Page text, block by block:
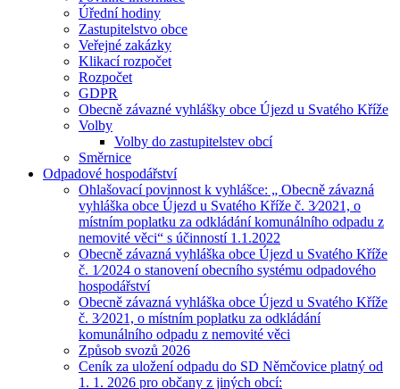
Úřední hodiny
Zastupitelstvo obce
Veřejné zakázky
Klikací rozpočet
Rozpočet
GDPR
Obecně závazné vyhlášky obce Újezd u Svatého Kříže
Volby
Volby do zastupitelstev obcí
Směrnice
Odpadové hospodářství
Ohlašovací povinnost k vyhlášce: „ Obecně závazná
vyhláška obce Újezd u Svatého Kříže č. 3⁄2021, o
místním poplatku za odkládání komunálního odpadu z
nemovité věci“ s účinností 1.1.2022
Obecně závazná vyhláška obce Újezd u Svatého Kříže
č. 1⁄2024 o stanovení obecního systému odpadového
hospodářství
Obecně závazná vyhláška obce Újezd u Svatého Kříže
č. 3⁄2021, o místním poplatku za odkládání
komunálního odpadu z nemovité věci
Způsob svozů 2026
Ceník za uložení odpadu do SD Němčovice platný od
1. 1. 2026 pro občany z jiných obcí: